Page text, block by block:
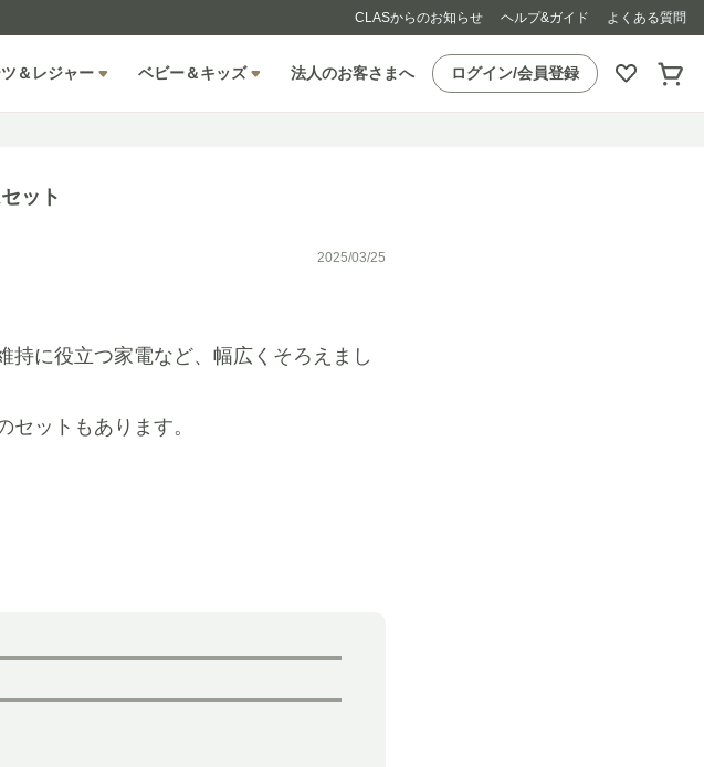
CLASからのお知らせ ヘルプ&ガイド よくある質問
＆レジャー ベビー＆キッズ 法人のお客さまへ ログイン/会員登録
ット
2025/03/25
持に役立つ家電など、幅広くそろえまし
ットもあります。